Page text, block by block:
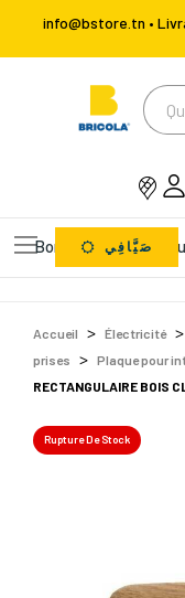
info@bstore.tn •
Bons Plansصَيَّافِي
Accueil Électricité
prises
Plaque pour
RECTANGULAIRE BOIS
Rupture De Stock